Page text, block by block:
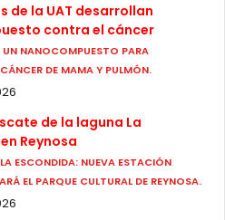
de la UAT desarrollan
contra el cáncer
UN NANOCOMPUESTO PARA
DE MAMA Y PULMÓN.
de la laguna La
Reynosa
ESCONDIDA: NUEVA ESTACIÓN
EL PARQUE CULTURAL DE REYNOSA.